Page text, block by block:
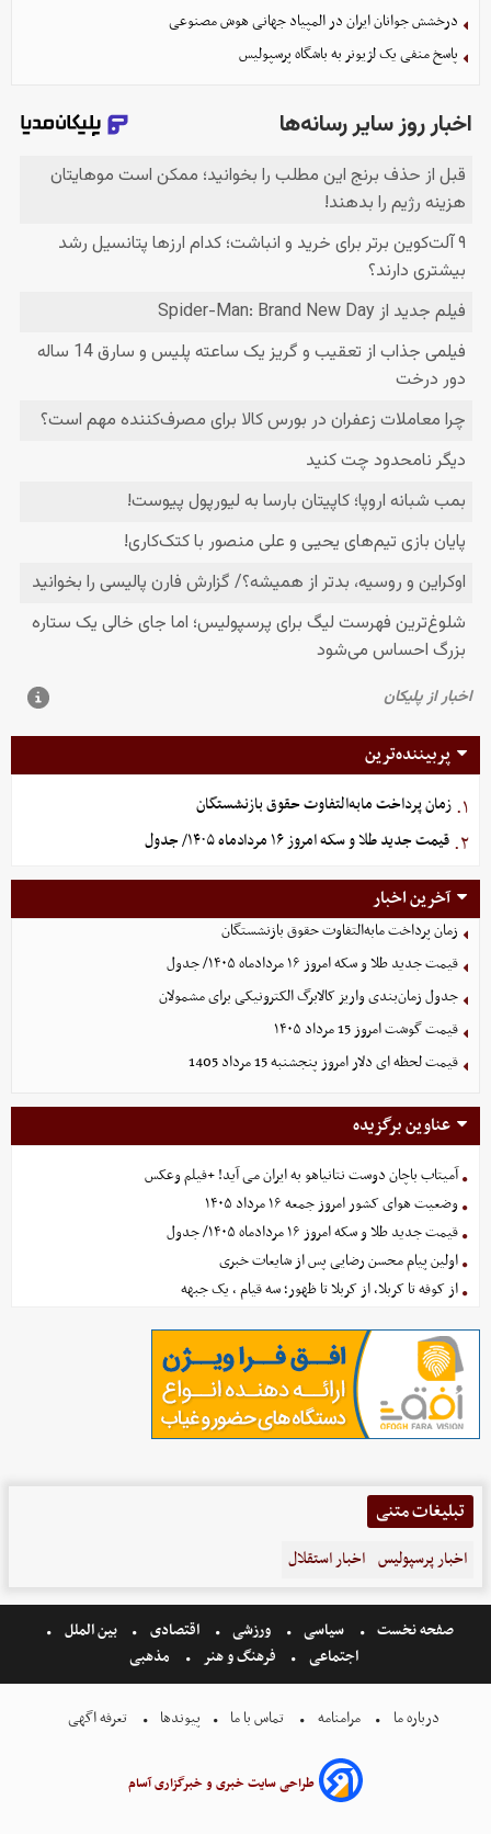
درخشش جوانان ایران در المپیاد جهانی هوش مصنوعی
پاسخ منفی یک لژیونر به باشگاه پرسپولیس
پربیننده‌ترین
۱. زمان پرداخت مابه‌التفاوت حقوق بازنشستگان
۲. قیمت جدید طلا و سکه امروز ۱۶ مردادماه ۱۴۰۵/ جدول
آخرین اخبار
زمان پرداخت مابه‌التفاوت حقوق بازنشستگان
قیمت جدید طلا و سکه امروز ۱۶ مردادماه ۱۴۰۵/ جدول
جدول زمان‌بندی واریز کالابرگ الکترونیکی برای مشمولان
قیمت گوشت امروز 15 مرداد ۱۴۰۵
قیمت لحظه ای دلار امروز پنجشنبه 15 مرداد 1405
عناوین برگزیده
آمیتاب باچان دوست نتانیاهو به ایران می آید! +فیلم وعکس
وضعیت هوای کشور امروز جمعه ۱۶ مرداد ۱۴۰۵
قیمت جدید طلا و سکه امروز ۱۶ مردادماه ۱۴۰۵/ جدول
اولین پیام محسن رضایی پس از شایعات خبری
از کوفه تا کربلا، از کربلا تا ظهور؛ سه قیام ، یک جبهه
تبلیغات متنی
اخبار پرسپولیس اخبار استقلال
صفحه نخست سیاسی ورزشی اقتصادی
بین الملل
اجتماعی
فرهنگ و هنر مذهبی
درباره ما مرامنامه تماس با ما پیوندها تعرفه اگهی
طراحی سایت خبری و خبرگزاری آسام